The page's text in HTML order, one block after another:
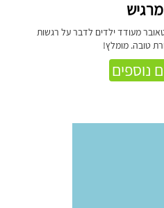
מעודד ילדים לדבר על רגשות
טובה. מומלץ!
נוספים